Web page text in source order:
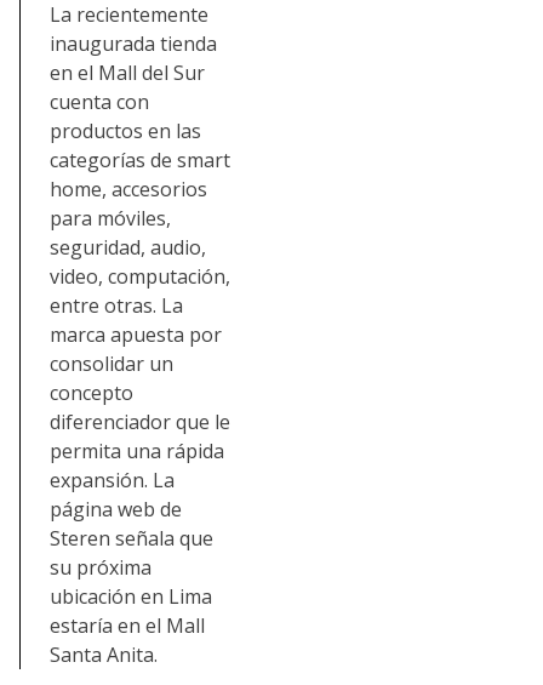
La recientemente
inaugurada tienda
en el Mall del Sur
cuenta con
productos en las
categorías de smart
home, accesorios
para móviles,
seguridad, audio,
video, computación,
entre otras. La
marca apuesta por
consolidar un
concepto
diferenciador que le
permita una rápida
expansión. La
página web de
Steren señala que
su próxima
ubicación en Lima
estaría en el Mall
Santa Anita.